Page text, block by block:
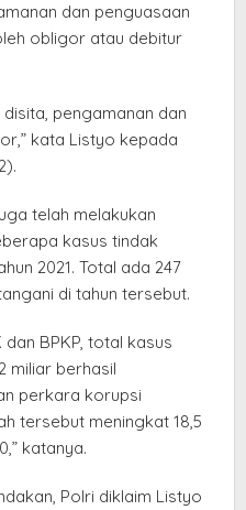
dan penguasaan
obligor atau debitur
disita, pengamanan dan
kata Listyo kepada
telah melakukan
kasus tindak
2021. Total ada 247
di tahun tersebut.
BPKP, total kasus
miliar berhasil
perkara korupsi
tersebut meningkat 18,5
katanya.
Polri diklaim Listyo